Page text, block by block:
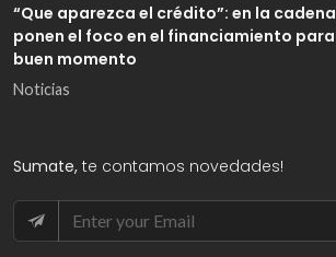
“Que aparezca el crédito”: en la
ponen el foco en el financiamiento
buen momento
Noticias
Sumate, te contamos novedades!